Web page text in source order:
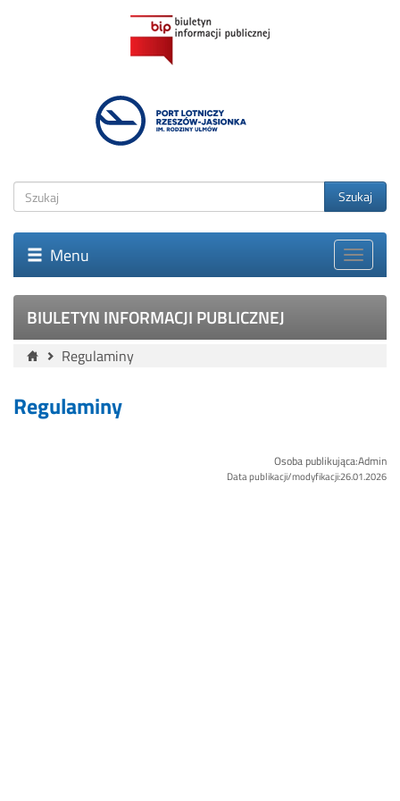
Szukaj
Menu
BIULETYN INFORMACJI PUBLICZNEJ
Regulaminy
Regulaminy
Osoba publikująca:Admin
Data publikacji/modyfikacji:26.01.2026